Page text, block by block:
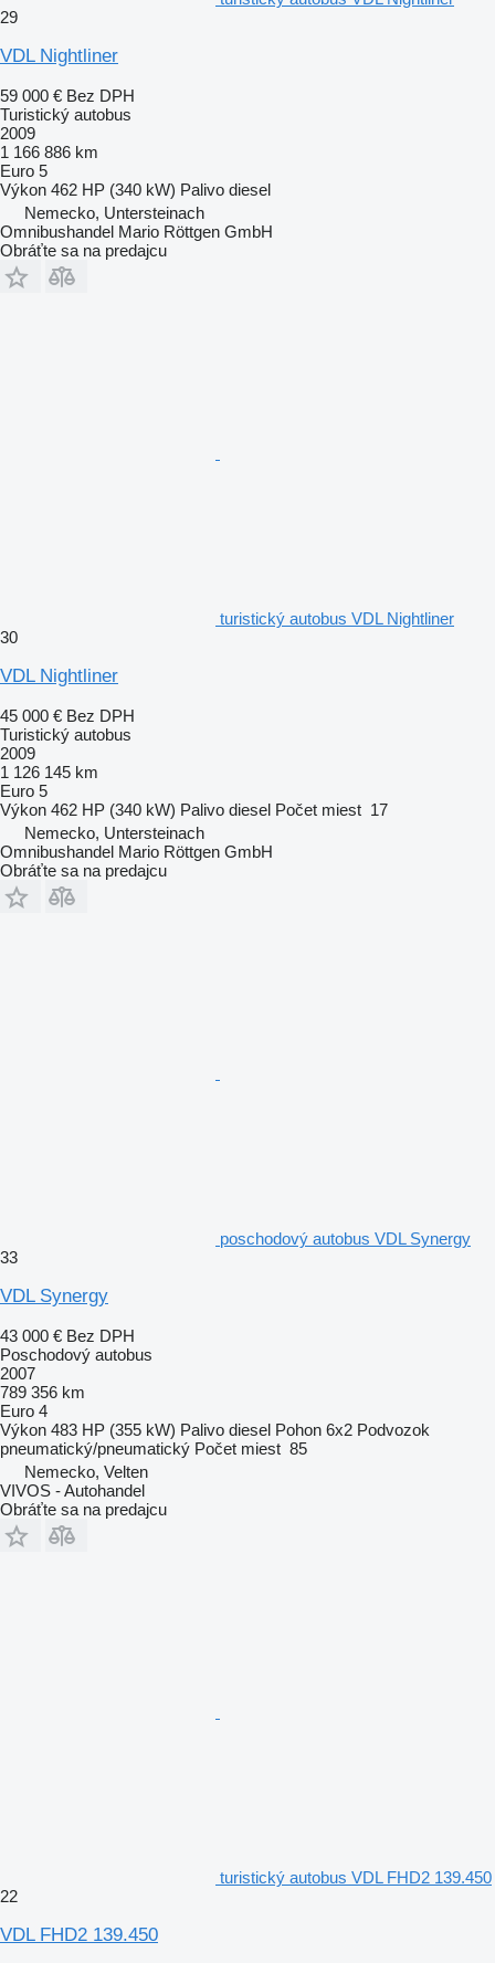
29
VDL Nightliner
59 000 € Bez DPH
Turistický autobus
2009
1 166 886 km
Euro 5
Výkon 462 HP (340 kW) Palivo diesel
Nemecko, Untersteinach
Omnibushandel Mario Röttgen GmbH
Obráťte sa na predajcu
turistický autobus VDL Nightliner
30
VDL Nightliner
45 000 € Bez DPH
Turistický autobus
2009
1 126 145 km
Euro 5
Výkon 462 HP (340 kW) Palivo diesel Počet miest 17
Nemecko, Untersteinach
Omnibushandel Mario Röttgen GmbH
Obráťte sa na predajcu
poschodový autobus VDL Synergy
33
VDL Synergy
43 000 € Bez DPH
Poschodový autobus
2007
789 356 km
Euro 4
Výkon 483 HP (355 kW) Palivo diesel Pohon 6x2 Podvozok
pneumatický/pneumatický Počet miest 85
Nemecko, Velten
VIVOS - Autohandel
Obráťte sa na predajcu
turistický autobus VDL FHD2 139.450
22
VDL FHD2 139.450